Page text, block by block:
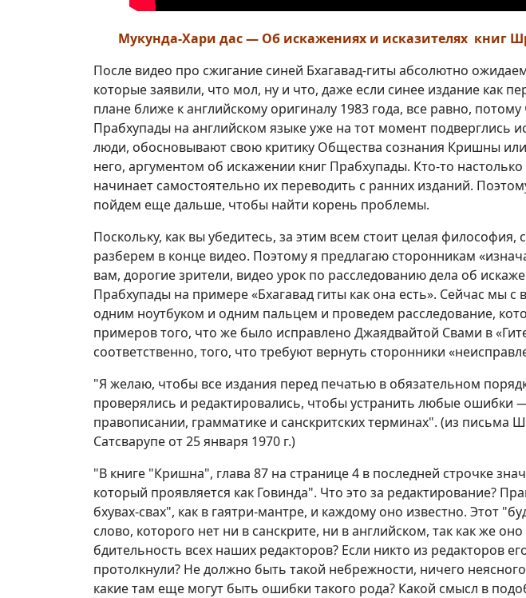
Мукунда-Хари дас — Об искажениях и исказителях книг
После видео про сжигание синей Бхагавад-гиты абсолютно
которые заявили, что мол, ну и что, даже если синее издание как
плане ближе к английскому оригиналу 1983 года, все равно, потому
Прабхупады на английском языке уже на тот момент подверглись
люди, обосновывают свою критику Общества сознания Кришны или
него, аргументом об искажении книг Прабхупады. Кто-то
начинает самостоятельно их переводить с ранних изданий.
пойдем еще дальше, чтобы найти корень проблемы.
Поскольку, как вы убедитесь, за этим всем стоит целая философия,
разберем в конце видео. Поэтому я предлагаю сторонникам
вам, дорогие зрители, видео урок по расследованию дела об
Прабхупады на примере «Бхагавад гиты как она есть». Сейчас мы с
одним ноутбуком и одним пальцем и проведем расследование,
примеров того, что же было исправлено Джаядвайтой Свами в
соответственно, того, что требуют вернуть сторонники
"Я желаю, чтобы все издания перед печатью в обязательном
проверялись и редактировались, чтобы устранить любые ошибки
правописании, грамматике и санскритских терминах". (из письма
Сатсварупе от 25 января 1970 г.)
"В книге "Кришна", глава 87 на странице 4 в последней строчке
который проявляется как Говинда". Что это за редактирование?
бхувах-свах", как в гаятри-мантре, и каждому оно известно. Этот
слово, которого нет ни в санскрите, ни в английском, так как же
бдительность всех наших редакторов? Если никто из редакторов
протолкнули? Не должно быть такой небрежности, ничего
какие там еще могут быть ошибки такого рода? Какой смысл в